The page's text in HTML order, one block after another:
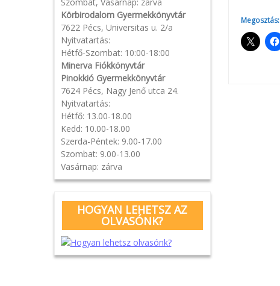
Körbirodalom Gyermekkönyvtár
7622 Pécs, Universitas u. 2/a
Nyitvatartás:
Hétfő-Szombat: 10:00-18:00
Minerva Fiókkönyvtár
Pinokkió Gyermekkönyvtár
7624 Pécs, Nagy Jenő utca 24.
Nyitvatartás:
Hétfő: 13.00-18.00
Kedd: 10.00-18.00
Szerda-Péntek: 9.00-17.00
Szombat: 9.00-13.00
Vasárnap: zárva
HOGYAN LEHETSZ AZ
OLVASÓNK?
Megosztás: